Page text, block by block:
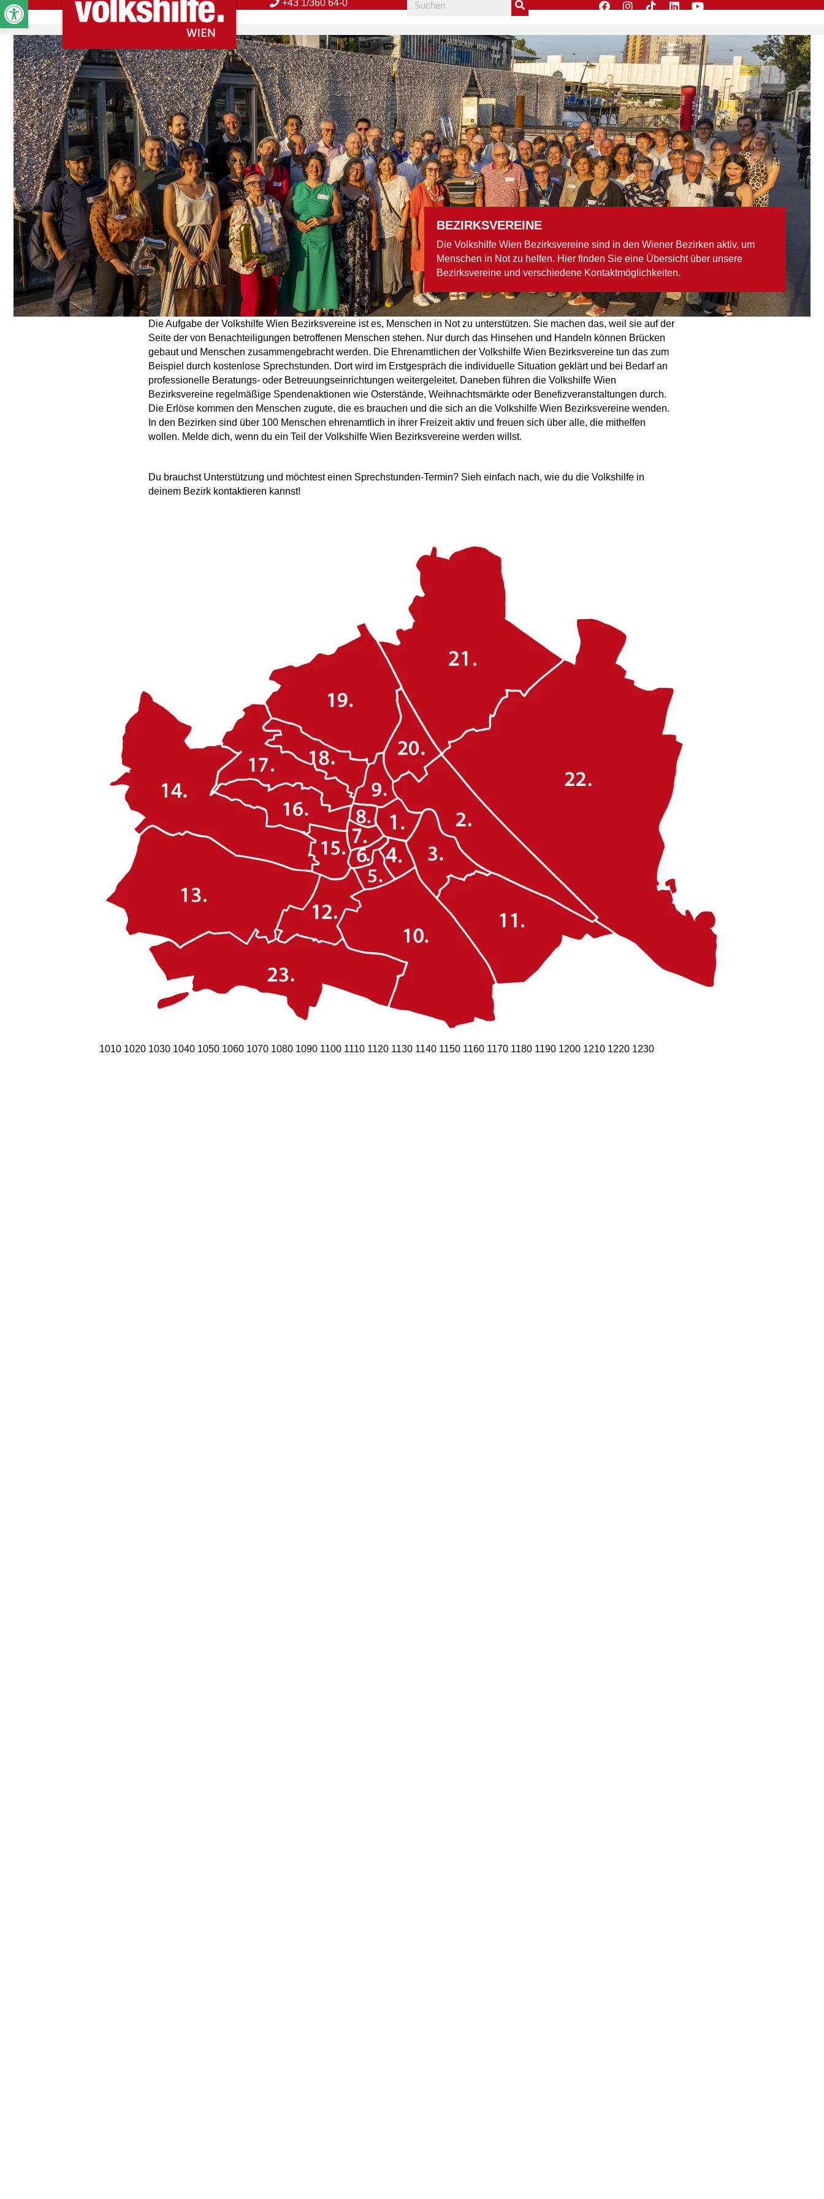
+43 1/360 64-0
BEZIRKSVEREINE
Die Volkshilfe Wien Bezirksvereine sind in den Wiener Bezirken aktiv, um
Menschen in Not zu helfen. Hier finden Sie eine Übersicht über unsere
Bezirksvereine und verschiedene Kontaktmöglichkeiten.
Die Aufgabe der Volkshilfe Wien Bezirksvereine ist es, Menschen in Not zu unterstützen. Sie machen das, weil sie auf der
Seite der von Benachteiligungen betroffenen Menschen stehen. Nur durch das Hinsehen und Handeln können Brücken
gebaut und Menschen zusammengebracht werden. Die Ehrenamtlichen der Volkshilfe Wien Bezirksvereine tun das zum
Beispiel durch kostenlose Sprechstunden. Dort wird im Erstgespräch die individuelle Situation geklärt und bei Bedarf an
professionelle Beratungs- oder Betreuungseinrichtungen weitergeleitet. Daneben führen die Volkshilfe Wien
Bezirksvereine regelmäßige Spendenaktionen wie Osterstände, Weihnachtsmärkte oder Benefizveranstaltungen durch.
Die Erlöse kommen den Menschen zugute, die es brauchen und die sich an die Volkshilfe Wien Bezirksvereine wenden.
In den Bezirken sind über 100 Menschen ehrenamtlich in ihrer Freizeit aktiv und freuen sich über alle, die mithelfen
wollen. Melde dich, wenn du ein Teil der Volkshilfe Wien Bezirksvereine werden willst.
Du brauchst Unterstützung und möchtest einen Sprechstunden-Termin? Sieh einfach nach, wie du die Volkshilfe in
deinem Bezirk kontaktieren kannst!
1010 1020 1030 1040 1050 1060 1070 1080 1090 1100 1110 1120 1130 1140 1150 1160 1170 1180 1190 1200 1210 1220 1230